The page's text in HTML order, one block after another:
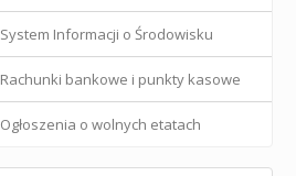
System Informacji o Środowisku
Rachunki bankowe i punkty kasowe
Ogłoszenia o wolnych etatach